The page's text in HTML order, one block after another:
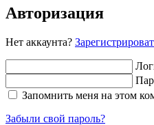
Авторизация
Нет аккаунта?
Запомнить меня на этом
Забыли свой пароль?